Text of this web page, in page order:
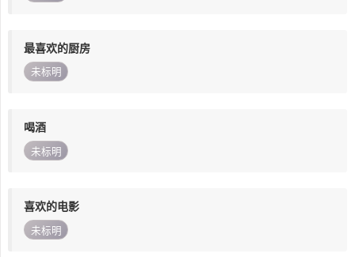
最喜欢的厨房
未标明
喝酒
未标明
喜欢的电影
未标明